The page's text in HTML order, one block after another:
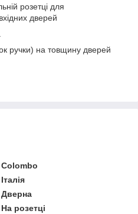
розетці для
дверей
ручки) на товщину дверей
Colombo
Італія
Дверна
На розетці